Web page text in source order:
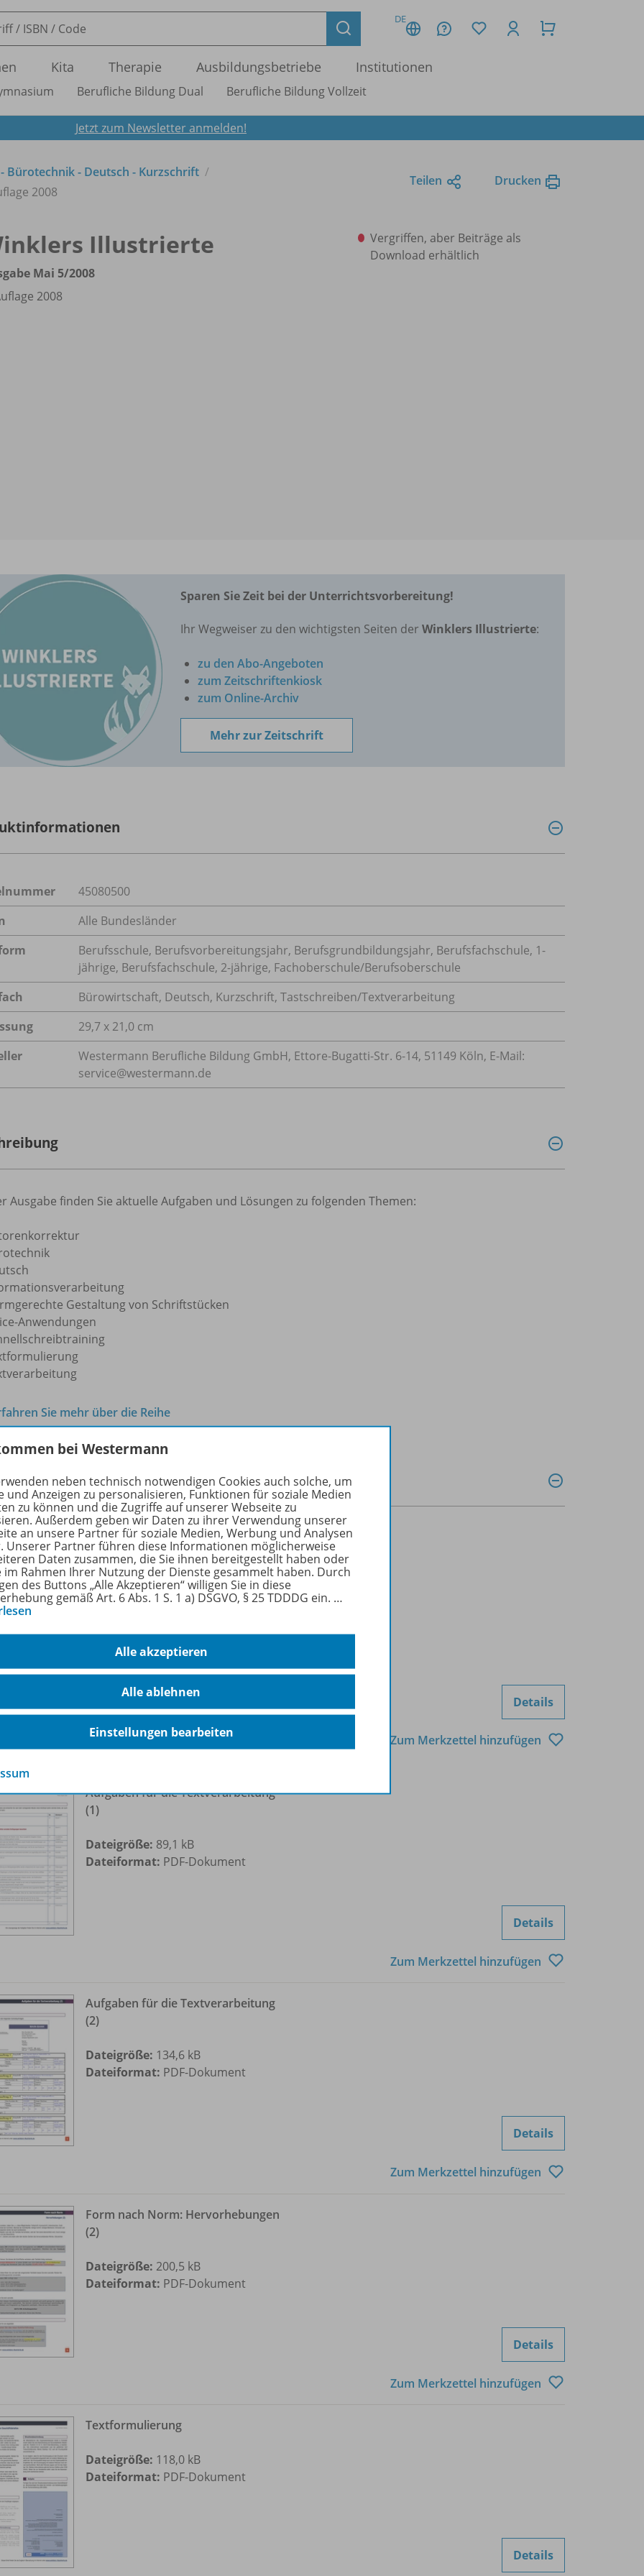
DE
Kita Therapie Ausbildungsbetriebe Institutionen
Berufliche Bildung Dual Berufliche Bildung Vollzeit
Jetzt zum Newsletter anmelden!
- Deutsch - Kurzschrift
2008
Teilen Drucken
Illustrierte
Mai 5/2008
2008
Vergriffen, aber Beiträge als
Download erhältlich
Sparen Sie Zeit bei der Unterrichtsvorbereitung!
Ihr Wegweiser zu den wichtigsten Seiten der Winklers Illustrierte:
zu den Abo-Angeboten
zum Zeitschriftenkiosk
zum Online-Archiv
Mehr zur Zeitschrift
45080500
Alle Bundesländer
Berufsschule, Berufsvorbereitungsjahr, Berufsgrundbildungsjahr, Berufsfachschule, 1-
jährige, Berufsfachschule, 2-jährige, Fachoberschule/Berufsoberschule
Bürowirtschaft, Deutsch, Kurzschrift, Tastschreiben/Textverarbeitung
29,7 x 21,0 cm
Westermann Berufliche Bildung GmbH, Ettore-Bugatti-Str. 6-14, 51149 Köln, E-Mail:
service@westermann.de
Ausgabe finden Sie aktuelle Aufgaben und Lösungen zu folgenden Themen:
Gestaltung von Schriftstücken
Anwendungen
Sie mehr über die Reihe
Illustrierte - Ausgabe 5/ 2008
Winklers Illustrierte
Dateigröße: 3,4 MB
Details
Zum Merkzettel hinzufügen
Aufgaben für die Textverarbeitung
(1)
Dateigröße: 89,1 kB
Dateiformat: PDF-Dokument
Details
Zum Merkzettel hinzufügen
Aufgaben für die Textverarbeitung
(2)
Dateigröße: 134,6 kB
Dateiformat: PDF-Dokument
Details
Zum Merkzettel hinzufügen
Form nach Norm: Hervorhebungen
(2)
Dateigröße: 200,5 kB
Dateiformat: PDF-Dokument
Details
Zum Merkzettel hinzufügen
Textformulierung
Dateigröße: 118,0 kB
Dateiformat: PDF-Dokument
Details
bei Westermann
neben technisch notwendigen Cookies auch solche, um
und Anzeigen zu personalisieren, Funktionen für soziale Medien
zu können und die Zugriffe auf unserer Webseite zu
Außerdem geben wir Daten zu ihrer Verwendung unserer
an unsere Partner für soziale Medien, Werbung und Analysen
Unserer Partner führen diese Informationen möglicherweise
Daten zusammen, die Sie ihnen bereitgestellt haben oder
im Rahmen Ihrer Nutzung der Dienste gesammelt haben. Durch
des Buttons „Alle Akzeptieren“ willigen Sie in diese
gemäß Art. 6 Abs. 1 S. 1 a) DSGVO, § 25 TDDDG ein. …
Alle akzeptieren
Alle ablehnen
Einstellungen bearbeiten